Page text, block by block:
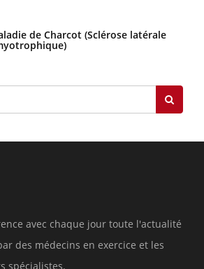
de Charcot (Sclérose latérale
avec chaque jour toute l'actualité
des médecins en exercice et les
spécialistes.